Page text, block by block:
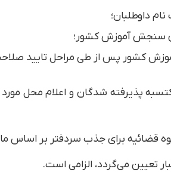
داوطلبان؛
سنجش آموزش کشور؛
کشور پس از طی مراحل تایید
مکتسبه پذیرفته شدگان و اعلام محل